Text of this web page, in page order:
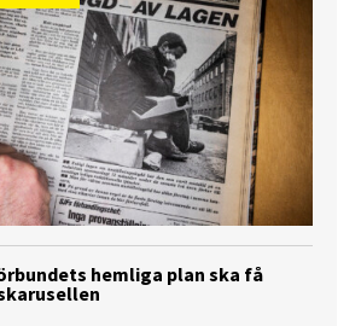
hemliga plan ska få